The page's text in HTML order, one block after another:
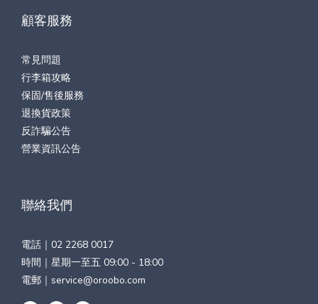
顧客服務
常見問題
行李箱攻略
保固/售後服務
退換貨政策
反詐騙公告
營業資訊公告
聯絡我們
電話｜ 02 2268 0017
時間｜星期一至五 09:00 - 18:00
電郵｜ service@oroobo.com